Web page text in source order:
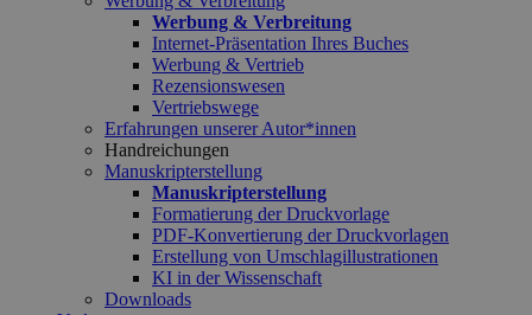
Werbung & Verbreitung
Internet-Präsentation Ihres Buches
Werbung & Vertrieb
Rezensionswesen
Vertriebswege
Erfahrungen unserer Autor*innen
Handreichungen
Manuskripterstellung
Manuskripterstellung
Formatierung der Druckvorlage
PDF-Konvertierung der Druckvorlagen
Erstellung von Umschlagillustrationen
KI in der Wissenschaft
Downloads